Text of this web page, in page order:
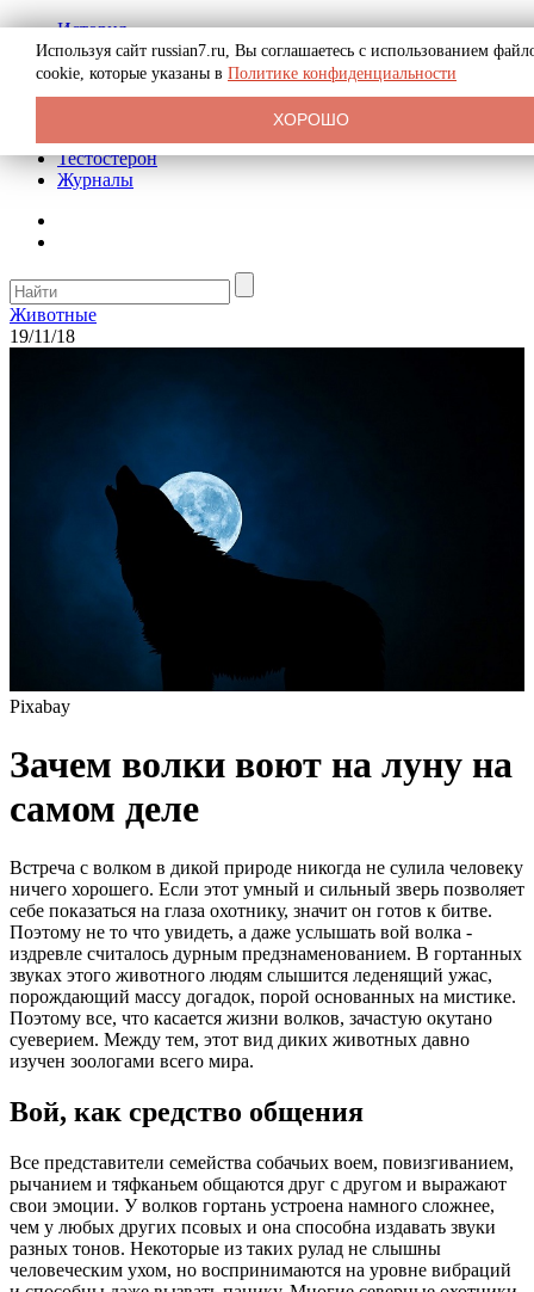
История
Биография
Криминал
Реклама на сайте
Тестостерон
Журналы
Животные
19/11/18
Pixabay
Зачем волки воют на луну на
самом деле
Встреча с волком в дикой природе никогда не сулила человеку
ничего хорошего. Если этот умный и сильный зверь позволяет
себе показаться на глаза охотнику, значит он готов к битве.
Поэтому не то что увидеть, а даже услышать вой волка -
издревле считалось дурным предзнаменованием. В гортанных
звуках этого животного людям слышится леденящий ужас,
порождающий массу догадок, порой основанных на мистике.
Поэтому все, что касается жизни волков, зачастую окутано
суеверием. Между тем, этот вид диких животных давно
изучен зоологами всего мира.
Вой, как средство общения
Все представители семейства собачьих воем, повизгиванием,
рычанием и тяфканьем общаются друг с другом и выражают
свои эмоции. У волков гортань устроена намного сложнее,
чем у любых других псовых и она способна издавать звуки
разных тонов. Некоторые из таких рулад не слышны
человеческим ухом, но воспринимаются на уровне вибраций
Используя сайт russian7.ru, Вы соглашаетесь с использованием
cookie, которые указаны в Политике конфиденциальности
ХОРОШО